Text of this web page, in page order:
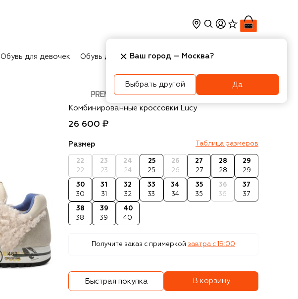
Обувь для девочек Обувь для мальчиков Игрушки Аксесcуары
Premiata will be
Комбинированные кроссовки Lucy
26 600 ₽
Размер Таблица размеров
22
22
23
23
24
24
25
25
26
26
27
27
28
28
29
29
30
30
31
31
32
32
33
33
34
34
35
35
36
36
37
37
38
38
39
39
40
40
Получите заказ с примеркой завтра c 19:00
Быстрая покупка В корзину
Ваш город — Москва?
Выбрать другой Да